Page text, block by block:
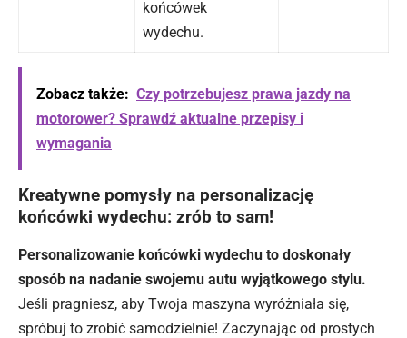
końcówek
wydechu.
Zobacz także: Czy potrzebujesz prawa jazdy na
motorower? Sprawdź aktualne przepisy i
wymagania
Kreatywne pomysły na personalizację
końcówki wydechu: zrób to sam!
Personalizowanie końcówki wydechu to doskonały
sposób na nadanie swojemu autu wyjątkowego stylu.
Jeśli pragniesz, aby Twoja maszyna wyróżniała się,
spróbuj to zrobić samodzielnie! Zaczynając od prostych